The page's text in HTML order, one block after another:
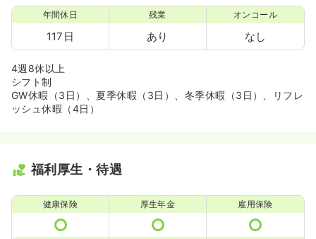
年間休日
117日
残業
あり
オンコール
なし
4週8休以上
シフト制
GW休暇（3日）、夏季休暇（3日）、冬季休暇（3日）、リフレ
ッシュ休暇（4日）
福利厚生・待遇
健康保険 厚生年金 雇用保険